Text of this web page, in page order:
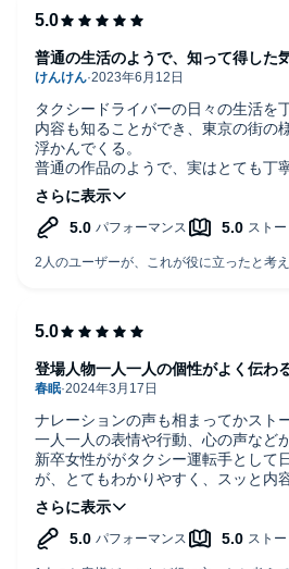
タクシードライバーの日々の生活を
内容も知ることができ、東京の街の
浮かんでくる。
普通の作品のようで、実はとても丁
て嬉しいと感じることができた。
次回作も楽しみだ。
普通の生活のようで、知って得した
ナレーションの声も相まってかスト
一人一人の表情や行動、心の声など
新卒女性ががタクシー運転手として
が、とてもわかりやすく、スッと内
続編も出ているようなのできいてみ
た。
登場人物一人一人の個性がよく伝わ